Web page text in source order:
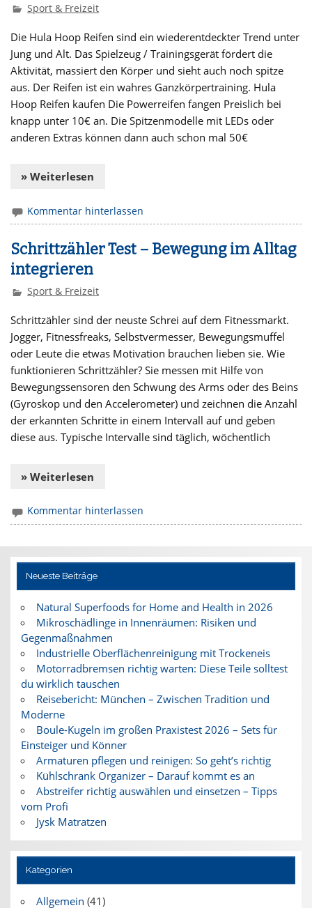
Sport & Freizeit
Die Hula Hoop Reifen sind ein wiederentdeckter Trend unter
Jung und Alt. Das Spielzeug / Trainingsgerät fördert die
Aktivität, massiert den Körper und sieht auch noch spitze
aus. Der Reifen ist ein wahres Ganzkörpertraining. Hula
Hoop Reifen kaufen Die Powerreifen fangen Preislich bei
knapp unter 10€ an. Die Spitzenmodelle mit LEDs oder
anderen Extras können dann auch schon mal 50€
» Weiterlesen
Kommentar hinterlassen
Schrittzähler Test – Bewegung im Alltag
integrieren
Sport & Freizeit
Schrittzähler sind der neuste Schrei auf dem Fitnessmarkt.
Jogger, Fitnessfreaks, Selbstvermesser, Bewegungsmuffel
oder Leute die etwas Motivation brauchen lieben sie. Wie
funktionieren Schrittzähler? Sie messen mit Hilfe von
Bewegungssensoren den Schwung des Arms oder des Beins
(Gyroskop und den Accelerometer) und zeichnen die Anzahl
der erkannten Schritte in einem Intervall auf und geben
diese aus. Typische Intervalle sind täglich, wöchentlich
» Weiterlesen
Kommentar hinterlassen
Neueste Beiträge
Natural Superfoods for Home and Health in 2026
Mikroschädlinge in Innenräumen: Risiken und
Gegenmaßnahmen
Industrielle Oberflächenreinigung mit Trockeneis
Motorradbremsen richtig warten: Diese Teile solltest
du wirklich tauschen
Reisebericht: München – Zwischen Tradition und
Moderne
Boule-Kugeln im großen Praxistest 2026 – Sets für
Einsteiger und Könner
Armaturen pflegen und reinigen: So geht’s richtig
Kühlschrank Organizer – Darauf kommt es an
Abstreifer richtig auswählen und einsetzen – Tipps
vom Profi
Jysk Matratzen
Kategorien
Allgemein (41)